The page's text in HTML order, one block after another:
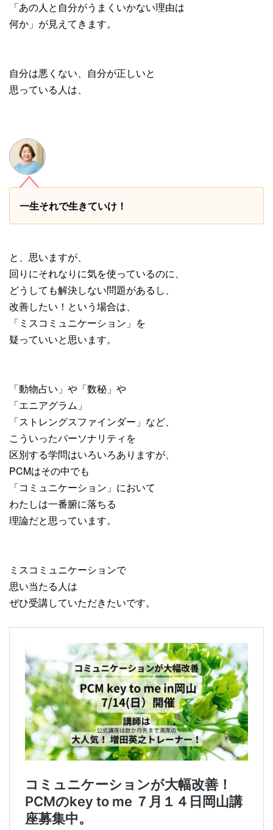
「あの人と自分がうまくいかない理由は
何か」が見えてきます。
自分は悪くない、自分が正しいと
思っている人は、
一生それで生きていけ！
と、思いますが、
回りにそれなりに気を使っているのに、
どうしても解決しない問題があるし、
改善したい！という場合は、
「ミスコミュニケーション」を
疑っていいと思います。
「動物占い」や「数秘」や
「エニアグラム」
「ストレングスファインダー」など、
こういったパーソナリティを
区別する学問はいろいろありますが、
PCMはその中でも
「コミュニケーション」において
わたしは一番腑に落ちる
理論だと思っています。
ミスコミュニケーションで
思い当たる人は
ぜひ受講していただきたいです。